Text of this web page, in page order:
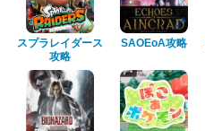
スプラレイダース
攻略
SAOEoA攻略